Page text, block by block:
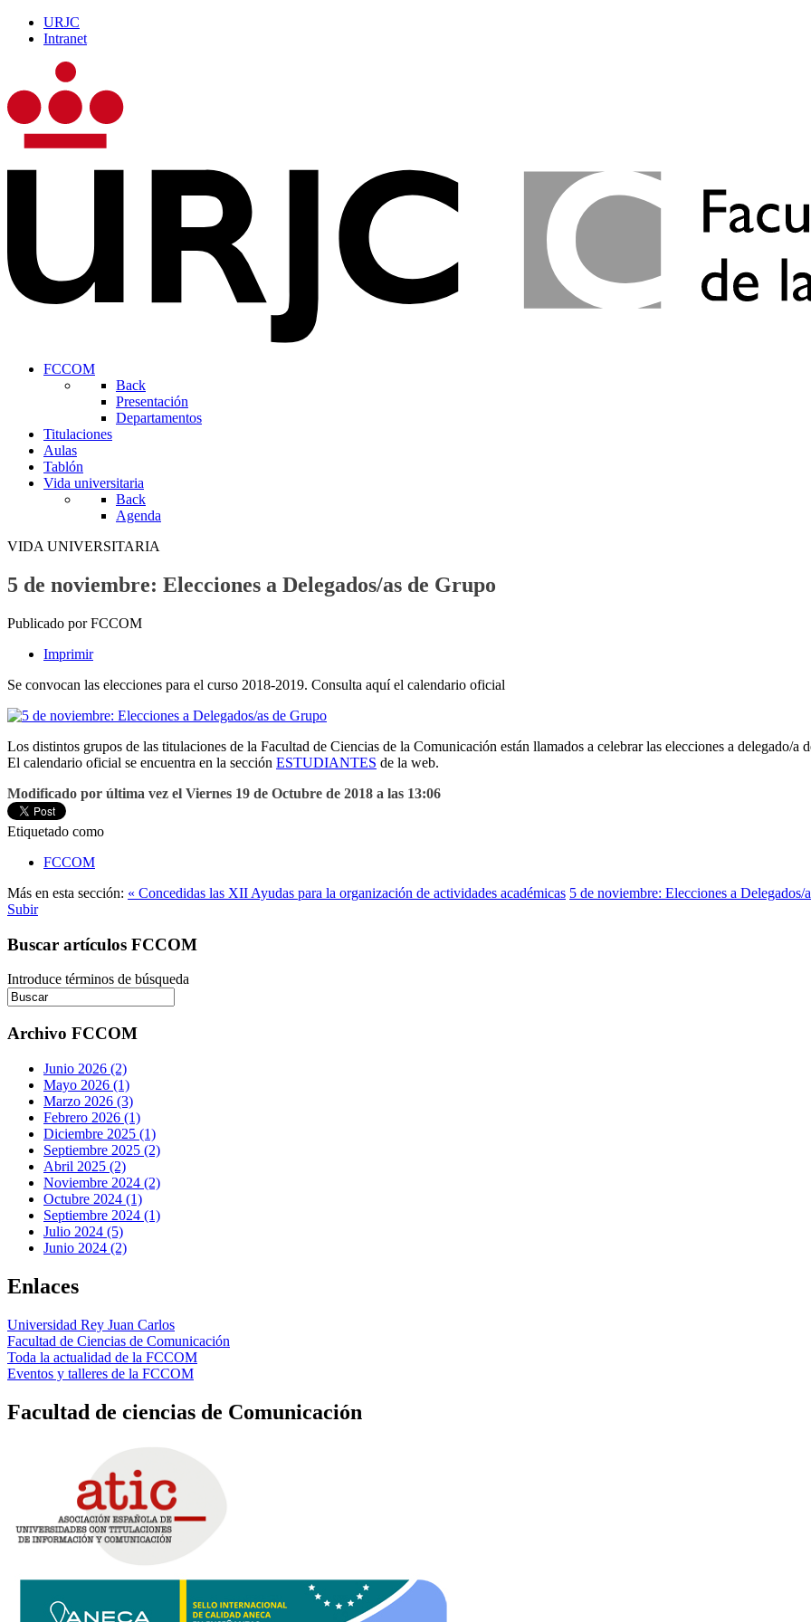
URJC
Intranet
FCCOM
Back
Presentación
Departamentos
Titulaciones
Aulas
Tablón
Vida universitaria
Back
Agenda
VIDA UNIVERSITARIA
5 de noviembre: Elecciones a Delegados/as de Grupo
Publicado por FCCOM
Imprimir
Se convocan las elecciones para el curso 2018-2019. Consulta aquí el calendario oficial
Los distintos grupos de las titulaciones de la Facultad de Ciencias de la Comunicación están llamados a celebrar las elecciones a delegado/a
El calendario oficial se encuentra en la sección ESTUDIANTES de la web.
Modificado por última vez el Viernes 19 de Octubre de 2018 a las 13:06
Etiquetado como
FCCOM
Más en esta sección: « Concedidas las XII Ayudas para la organización de actividades académicas 5 de noviembre: Elecciones a Delegados/
Subir
Buscar artículos FCCOM
Introduce términos de búsqueda
Archivo FCCOM
Junio 2026 (2)
Mayo 2026 (1)
Marzo 2026 (3)
Febrero 2026 (1)
Diciembre 2025 (1)
Septiembre 2025 (2)
Abril 2025 (2)
Noviembre 2024 (2)
Octubre 2024 (1)
Septiembre 2024 (1)
Julio 2024 (5)
Junio 2024 (2)
Enlaces
Universidad Rey Juan Carlos
Facultad de Ciencias de Comunicación
Toda la actualidad de la FCCOM
Eventos y talleres de la FCCOM
Facultad de ciencias de Comunicación